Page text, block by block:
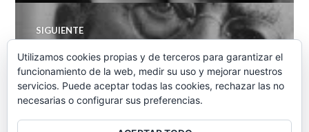
entradas
SIGUIENTE
siguiente:
Nuestras mujeres son
nuestras y las violamos
nosotros
Utilizamos cookies propias y de terceros para garantizar el
funcionamiento de la web, medir su uso y mejorar nuestros
servicios. Puede aceptar todas las cookies, rechazar las no
necesarias o configurar sus preferencias.